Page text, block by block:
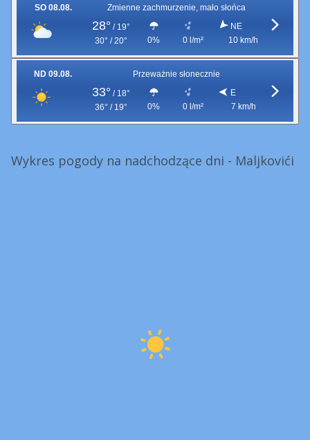
SO 08.08. Zmienne zachmurzenie, mało słońca
28° / 19°
30° / 20°
0% 0 l/m²
NE
10 km/h
ND 09.08. Przeważnie słonecznie
33° / 18°
36° / 19°
0% 0 l/m²
E
7 km/h
Wykres pogody na nadchodzące dni - Maljkovići